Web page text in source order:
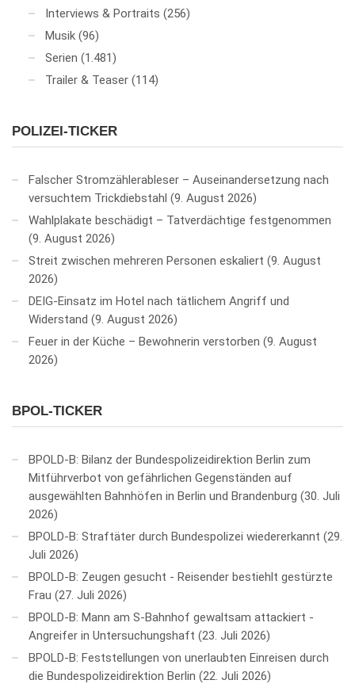
Interviews & Portraits (256)
Musik (96)
Serien (1.481)
Trailer & Teaser (114)
POLIZEI-TICKER
Falscher Stromzählerableser – Auseinandersetzung nach
versuchtem Trickdiebstahl 9. August 2026
Wahlplakate beschädigt – Tatverdächtige festgenommen
9. August 2026
Streit zwischen mehreren Personen eskaliert 9. August
2026
DEIG-Einsatz im Hotel nach tätlichem Angriff und
Widerstand 9. August 2026
Feuer in der Küche – Bewohnerin verstorben 9. August
2026
BPOL-TICKER
BPOLD-B: Bilanz der Bundespolizeidirektion Berlin zum
Mitführverbot von gefährlichen Gegenständen auf
ausgewählten Bahnhöfen in Berlin und Brandenburg 30. Juli
2026
BPOLD-B: Straftäter durch Bundespolizei wiedererkannt 29.
Juli 2026
BPOLD-B: Zeugen gesucht - Reisender bestiehlt gestürzte
Frau 27. Juli 2026
BPOLD-B: Mann am S-Bahnhof gewaltsam attackiert -
Angreifer in Untersuchungshaft 23. Juli 2026
BPOLD-B: Feststellungen von unerlaubten Einreisen durch
die Bundespolizeidirektion Berlin 22. Juli 2026